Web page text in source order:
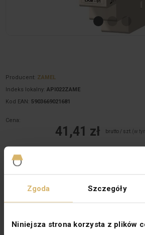
Zgoda Szczegóły
Niniejsza strona korzysta z plików
Producent: ZAMEL
Indeks lokalny:API022ZAME
Kod EAN: 5903669021681
Cena:
41,41 zł brutto / szt. (w
Opis produktu